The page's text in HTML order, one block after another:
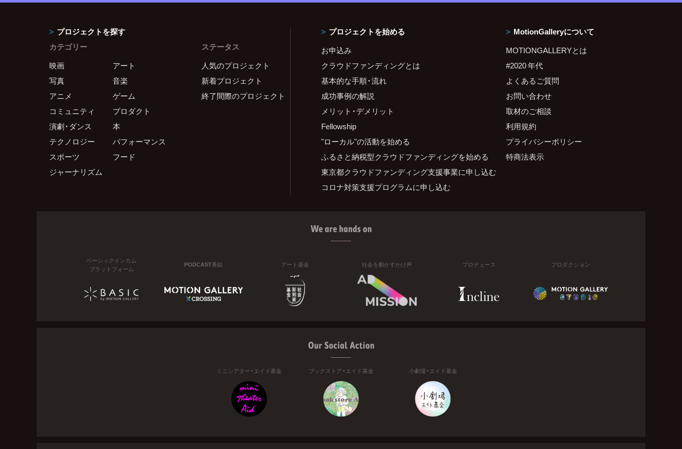
プロジェクトを探す
カテゴリー
映画
アート
写真
音楽
アニメ
ゲーム
コミュニティ
プロダクト
演劇・ダンス
本
テクノロジー
パフォーマンス
スポーツ
フード
ジャーナリズム
ステータス
人気のプロジェクト
新着プロジェクト
終了間際のプロジェクト
プロジェクトを始める
お申込み
クラウドファンディングとは
基本的な手順・流れ
成功事例の解説
メリット・デメリット
Fellowship
"ローカル"の活動を始める
ふるさと納税型クラウドファンディングを始める
東京都クラウドファンディング支援事業に申し込む
コロナ対策支援プログラムに申し込む
MotionGalleryについて
MOTIONGALLERYとは
#2020 年代
よくあるご質問
お問い合わせ
取材のご相談
利用規約
プライバシーポリシー
特商法表示
We are hands on
ベーシックインカム
プラットフォーム
PODCAST番組 アート基金 社会を動かすかけ声 プロデュース プロダクション
Our Social Action
ミニシアター・エイド基金 ブックストア・エイド基金 小劇場・エイド基金